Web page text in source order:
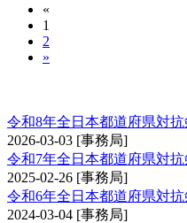
«
1
2
»
令和8年全日本都道府県対
2026-03-03 [事務局]
令和7年全日本都道府県対
2025-02-26 [事務局]
令和6年全日本都道府県対
2024-03-04 [事務局]